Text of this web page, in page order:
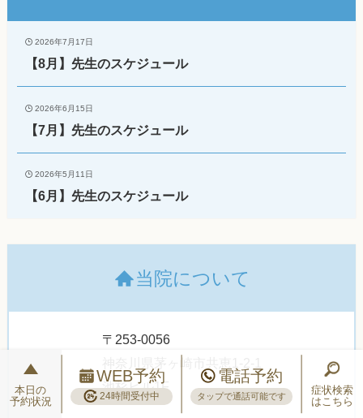
2026年7月17日
【8月】先生のスケジュール
2026年6月15日
【7月】先生のスケジュール
2026年5月11日
【6月】先生のスケジュール
当院について
〒253-0056
池杉ビル1F
本日の
予約状況
WEB予約
24時間受付中
電話予約
タップで通話可能です
症状検索
はこちら